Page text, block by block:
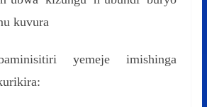
kuvura
yemeje imishinga